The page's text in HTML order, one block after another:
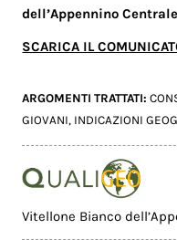
dell’Appennino
SCARICA IL
ARGOMENTI TRATTATI:
GIOVANI, INDICAZIONI
Vitellone Bianco